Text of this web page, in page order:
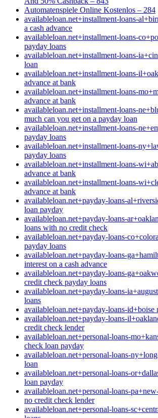
Automatenspiele Online Kostenlos – 284
availableloan.net+installment-loans-
a cash advance
availableloan.net+installment-loans-
payday loans
availableloan.net+installment-loans-
loan
availableloan.net+installment-loans-
advance at bank
availableloan.net+installment-loans-
advance at bank
availableloan.net+installment-loans-
much can you get on a payday loan
availableloan.net+installment-loans-
payday loans
availableloan.net+installment-loans-
payday loans
availableloan.net+installment-loans-
advance at bank
availableloan.net+installment-loans-
advance at bank
availableloan.net+payday-loans-
loan payday
availableloan.net+payday-loans-
loans with no credit check
availableloan.net+payday-loans-
payday loans
availableloan.net+payday-loans-
interest on a cash advance
availableloan.net+payday-loans-
credit check payday loans
availableloan.net+payday-loans-
loans
availableloan.net+payday-loans-id+boise
availableloan.net+payday-loans-
credit check lender
availableloan.net+personal-loans-
check loan payday
availableloan.net+personal-loans-
loan
availableloan.net+personal-loans-
loan payday
availableloan.net+personal-loans-
no credit check lender
availableloan.net+personal-loans-